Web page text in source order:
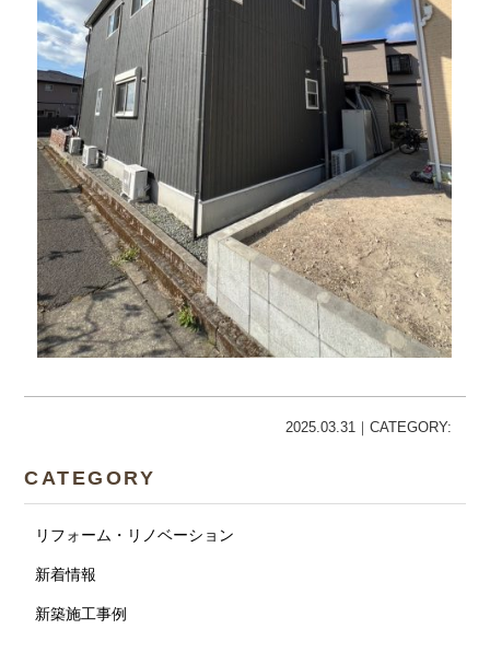
2025.03.31｜CATEGORY:
CATEGORY
リフォーム・リノベーション
新着情報
新築施工事例